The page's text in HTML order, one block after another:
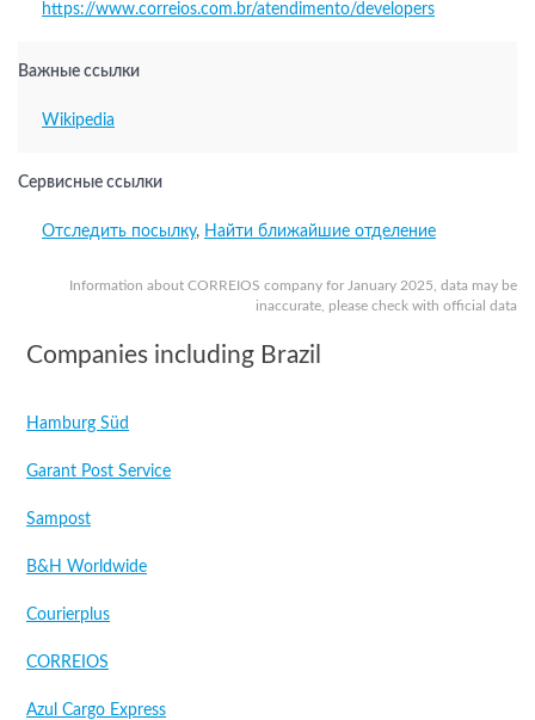
Information about CORREIOS company for January 2025, data may be
inaccurate, please check with official data
https://www.correios.com.br/atendimento/developers
Важные ссылки
Wikipedia
Сервисные ссылки
Отследить посылку, Найти ближайшие отделение
Companies including Brazil
Hamburg Süd
Garant Post Service
Sampost
B&H Worldwide
Courierplus
CORREIOS
Azul Cargo Express